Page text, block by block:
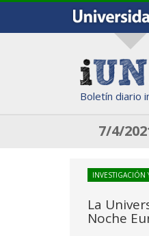
Boletín diario
7/4/
INVESTIGACIÓN
La
Noche